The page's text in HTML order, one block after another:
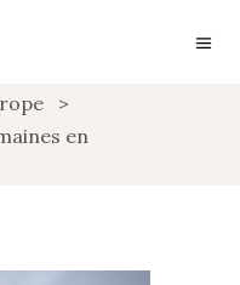
>
en